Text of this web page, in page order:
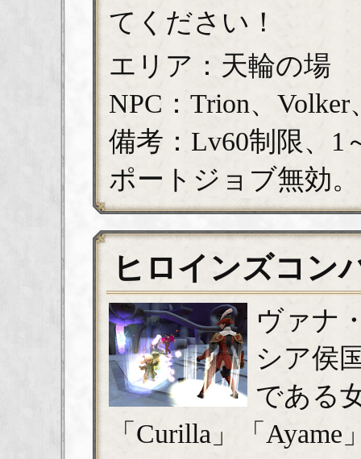
てください！
エリア：天輪の場
NPC：Trion、
備考：Lv60制限、1
ポートジョブ無効。
ヒロインズコン
ヴァナ
シア侯
である
「Curilla」「Ayame